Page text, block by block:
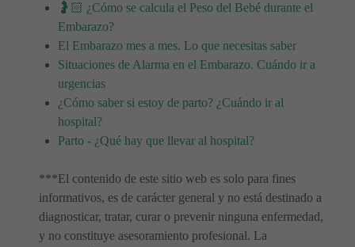
🤰🏻 ¿Cómo se calcula el Peso del Bebé durante el
Embarazo?
El Embarazo mes a mes. Lo que necesitas saber
Situaciones de Alarma en el Embarazo. Cuándo ir a
urgencias
¿Cómo saber si estoy de parto? ¿Cuándo ir al
hospital?
Parto - ¿Qué hay que llevar al hospital?
***El contenido de este sitio web es solo para fines
informativos, es de carácter general y no está destinado a
diagnosticar, tratar, curar o prevenir ninguna enfermedad,
y no constituye asesoramiento profesional. La